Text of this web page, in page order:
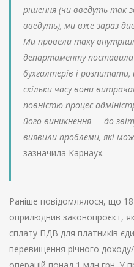
рішення (чи введуть так
введуть), ми вже зараз
Ми провели таку
департаменту
бухгалтерів і
скільки часу вони
повністю процес
його виникнення — до
виявили проблеми, які
зазначила Карнаух.
Раніше повідомлялося, що
оприлюднив законопроєкт,
сплату ПДВ для платників
перевищення річного